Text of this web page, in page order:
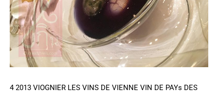
4 2013 VIOGNIER LES VINS DE VIENNE VIN DE PAYs DES